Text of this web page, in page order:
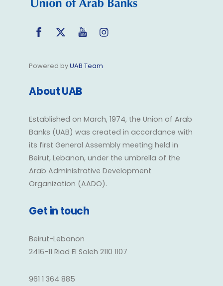
Facebook
Twitter YouTube
Powered byUAB Team
About UAB
Established on March, 1974, the Union of Arab
Banks (UAB) was created in accordance with
its first General Assembly meeting held in
Beirut, Lebanon, under the umbrella of the
Arab Administrative Development
Organization (AADO).
Get in touch
Beirut-Lebanon
2416-11 Riad El Soleh 2110 1107
961 1 364 885